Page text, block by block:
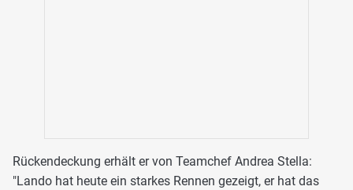
Rückendeckung erhält er von Teamchef Andrea Stella:
"Lando hat heute ein starkes Rennen gezeigt, er hat das